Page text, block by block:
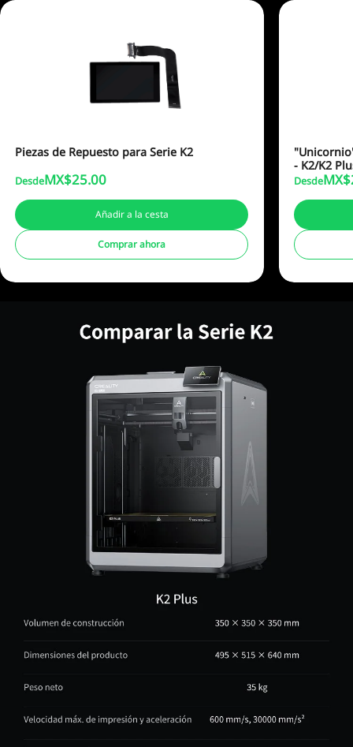
Piezas de Repuesto para Serie K2
DesdeMX$25.00
Añadir a la cesta
Comprar ahora
- K2/K2
DesdeMX$